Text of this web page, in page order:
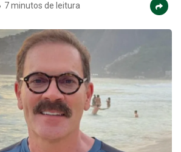
7 minutos de leitura